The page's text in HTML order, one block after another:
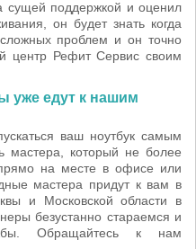
сущей поддержкой и оценил
он будет знать когда
проблем и он точно
центр Рефит Сервис своим
уже едут к нашим
ваш ноутбук самым
мастера, который не более
на месте в офисе или
мастера придут к вам в
и Московской области в
безустанно стараемся и
Обращайтесь к нам